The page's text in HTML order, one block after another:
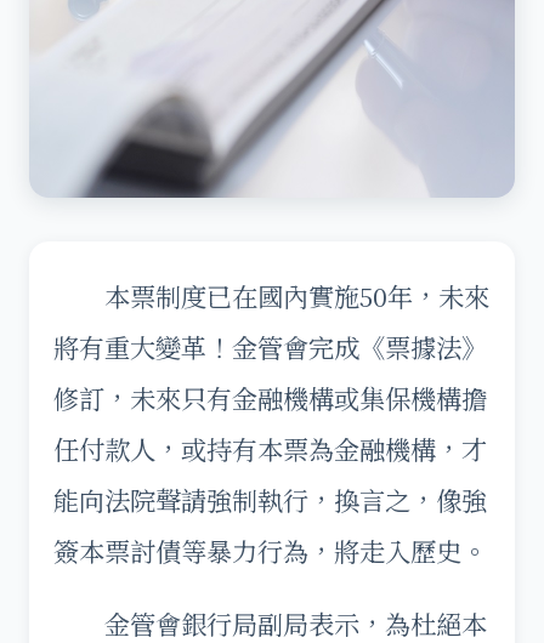
本票制度已在國內實施50年，未來
將有重大變革！金管會完成《票據法》
修訂，未來只有金融機構或集保機構擔
任付款人，或持有本票為金融機構，才
能向法院聲請強制執行，換言之，像強
簽本票討債等暴力行為，將走入歷史。
金管會銀行局副局表示，為杜絕本